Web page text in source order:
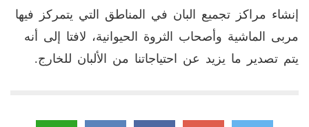
إنشاء مراكز تجميع البان في المناطق التي يتمركز فيها
مربى الماشية وأصحاب الثروة الحيوانية، لافتا إلى أنه
يتم تصدير ما يزيد عن احتياجاتنا من الألبان للخارج.